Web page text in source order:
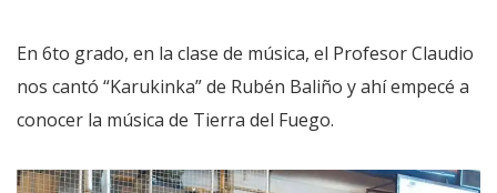
En 6to grado, en la clase de música, el Profesor Claudio
nos cantó “Karukinka” de Rubén Baliño y ahí empecé a
conocer la música de Tierra del Fuego.